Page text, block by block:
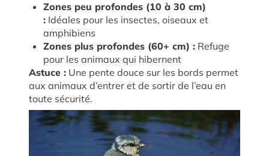
Zones peu profondes (10 à 30 cm)
: Idéales pour les insectes, oiseaux et
amphibiens
Zones plus profondes (60+ cm) : Refuge
pour les animaux qui hibernent
Astuce : Une pente douce sur les bords permet
aux animaux d’entrer et de sortir de l’eau en
toute sécurité.